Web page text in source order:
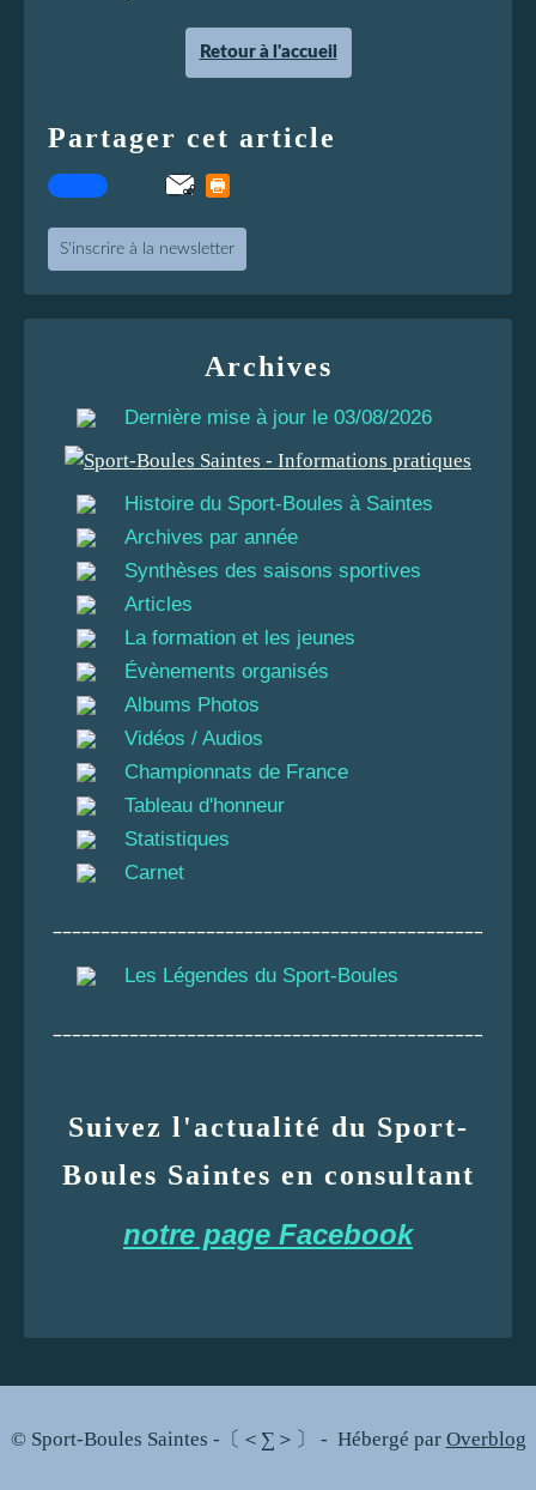
Retour à l'accueil
Partager cet article
S'inscrire à la newsletter
Archives
Dernière mise à jour le 03/08/2026
Histoire du Sport-Boules à Saintes
Archives par année
Synthèses des saisons sportives
Articles
La formation et les jeunes
Évènements organisés
Albums Photos
Vidéos / Audios
Championnats de France
Tableau d'honneur
Statistiques
Carnet
Les Légendes du Sport-Boules
Suivez l'actualité du Sport-
Boules Saintes en consultant
notre page Facebook
© Sport-Boules Saintes -〔＜∑＞〕 - Hébergé par Overblog